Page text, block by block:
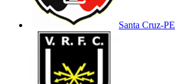
Santa Cruz-PE